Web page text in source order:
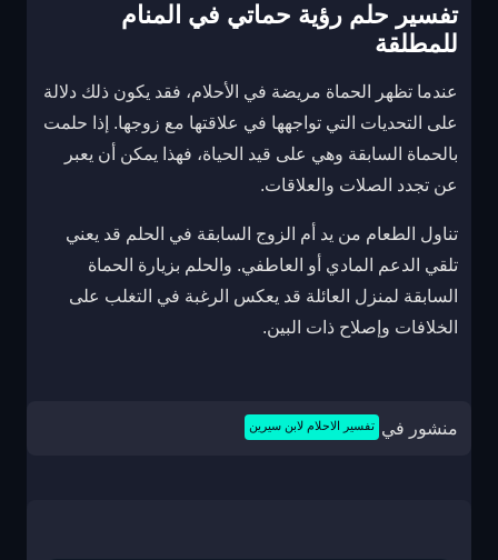
تفسير حلم رؤية حماتي في المنام
للمطلقة
عندما تظهر الحماة مريضة في الأحلام، فقد يكون ذلك دلالة
على التحديات التي تواجهها في علاقتها مع زوجها. إذا حلمت
بالحماة السابقة وهي على قيد الحياة، فهذا يمكن أن يعبر
عن تجدد الصلات والعلاقات.
تناول الطعام من يد أم الزوج السابقة في الحلم قد يعني
تلقي الدعم المادي أو العاطفي. والحلم بزيارة الحماة
السابقة لمنزل العائلة قد يعكس الرغبة في التغلب على
الخلافات وإصلاح ذات البين.
منشور في تفسير الاحلام لابن سيرين